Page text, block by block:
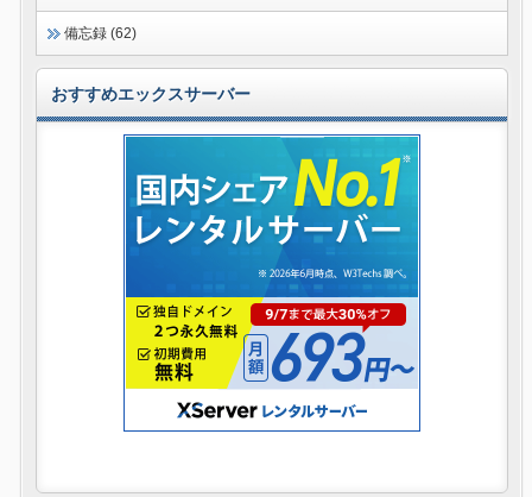
備忘録 (62)
おすすめエックスサーバー